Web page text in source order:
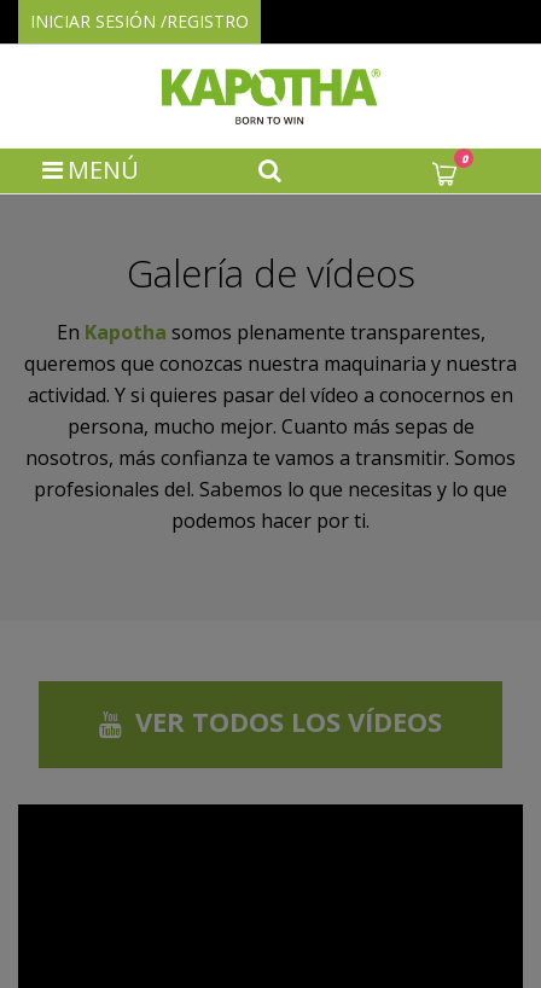
INICIAR SESIÓN /REGISTRO
MENÚ 0
Galería de vídeos
En Kapotha somos plenamente transparentes,
queremos que conozcas nuestra maquinaria y nuestra
actividad. Y si quieres pasar del vídeo a conocernos en
persona, mucho mejor. Cuanto más sepas de
nosotros, más confianza te vamos a transmitir. Somos
profesionales del. Sabemos lo que necesitas y lo que
podemos hacer por ti.
VER TODOS LOS VÍDEOS